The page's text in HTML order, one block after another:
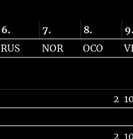
6. 7. 8. 9.
RUS NOR OCO
2
2